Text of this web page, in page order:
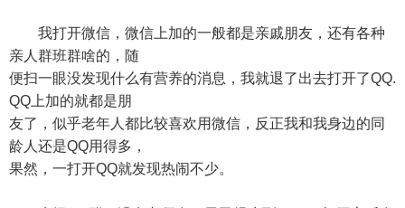
我打开微信，微信上加的一般都是亲戚朋友，还有各种
亲人群班群啥的，随
便扫一眼没发现什么有营养的消息，我就退了出去打开了QQ.
QQ上加的就都是朋
友了，似乎老年人都比较喜欢用微信，反正我和我身边的同
龄人还是QQ用得多，
果然，一打开QQ就发现热闹不少。